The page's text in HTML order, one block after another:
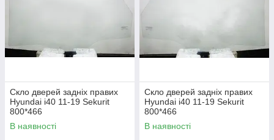
Скло дверей задніх правих
Hyundai i40 11-19 Sekurit
800*466
В наявності
Скло дверей задніх правих
Hyundai i40 11-19 Sekurit
800*466
В наявності